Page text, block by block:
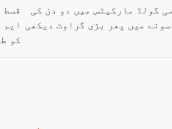
گولڈ مارکیٹس میں دو دن کی
میں پھر بڑی گراوٹ دیکھی
قسط
کو